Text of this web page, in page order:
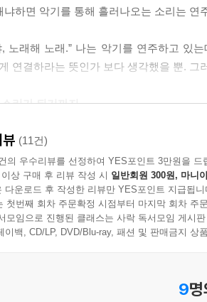
가 수업을 받은 날, 요가 선생님은 새로운
한 속도로 숫자를 세는 음악 연습은 요가
들여다 보고 음미하는 훈련.
지다가 점점 빨라지며 시원한 소나기가
투수의 투구 속도 등. 우리는 무언가를
속도가 있다.
주하고 있는 그건 가브리엘 포레가 연주
사와 현재의 시간이 만나면 강렬하고 짜릿
냐하면 악기를 통해 흘러나오는 소리는 연
, 노래해 노래.” 나는 악기를 연주하고 있
연결하라는 뜻인가 보다 생각했을 뿐. 그
리가 되기까지
‘정도의 차이일 뿐’이라는 표현을 쓰는
말라는 뜻을 전하고 싶을 때 쓰는 표현이
, 악상기호 중 피아노(p)는 피아니시모
주 속도를 나타내는 악상기호도 마찬가
것인지 작곡가는 알려주지 않는다. 그러
운 결정이 소리에 투영된다는 뜻이다. (중
(11건)
의 우수리뷰를 선정하여 YES포인트 3만원을 드
상 구매 후 리뷰 작성 시 일반회원 300원, 마니
다운로드 후 작성한 리뷰만 YES포인트 지급됩니
첫번째 회차 주문확정 시점부터 마지막 회차 주
모임으로 진행된 클래스는 사락 독서모임 게시
이백, CD/LP, DVD/Blu-ray, 패션 및 판매금지 상
9